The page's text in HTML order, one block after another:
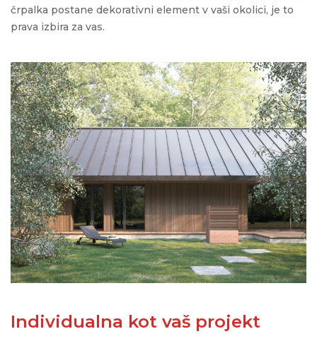
črpalka postane dekorativni element v vaši okolici, je to
prava izbira za vas.
Individualna kot vaš projekt